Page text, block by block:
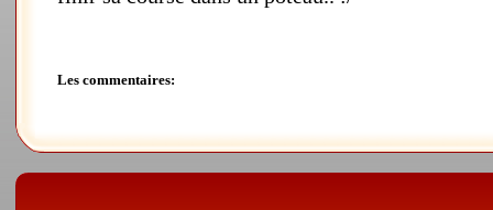
Les commentaires: